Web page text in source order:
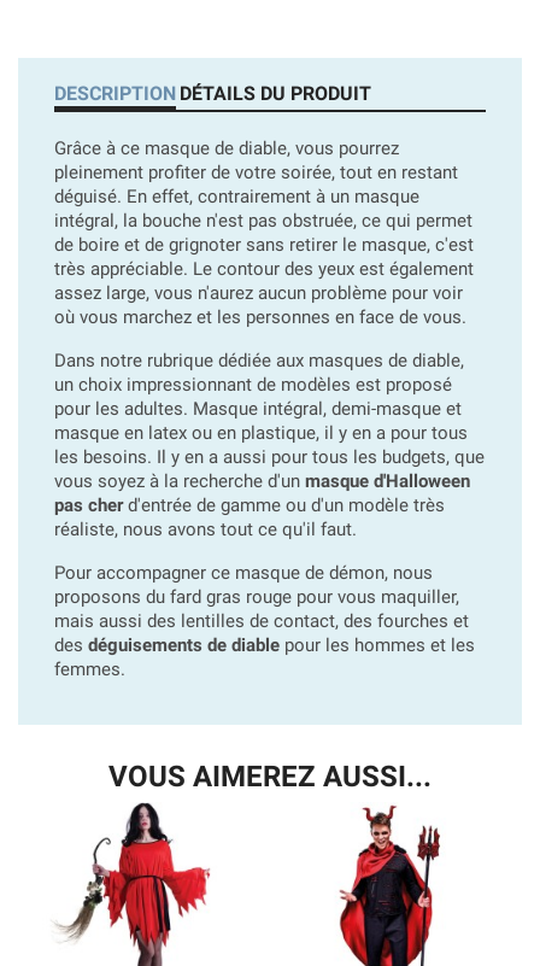
DESCRIPTION DÉTAILS DU PRODUIT
Grâce à ce masque de diable, vous pourrez
pleinement profiter de votre soirée, tout en restant
déguisé. En effet, contrairement à un masque
intégral, la bouche n'est pas obstruée, ce qui permet
de boire et de grignoter sans retirer le masque, c'est
très appréciable. Le contour des yeux est également
assez large, vous n'aurez aucun problème pour voir
où vous marchez et les personnes en face de vous.
Dans notre rubrique dédiée aux masques de diable,
un choix impressionnant de modèles est proposé
pour les adultes. Masque intégral, demi-masque et
masque en latex ou en plastique, il y en a pour tous
les besoins. Il y en a aussi pour tous les budgets, que
vous soyez à la recherche d'un masque d'Halloween
pas cherd'entrée de gamme ou d'un modèle très
réaliste, nous avons tout ce qu'il faut.
Pour accompagner ce masque de démon, nous
proposons du fard gras rouge pour vous maquiller,
mais aussi des lentilles de contact, des fourches et
des déguisements de diable pour les hommes et les
femmes.
VOUS AIMEREZ AUSSI...